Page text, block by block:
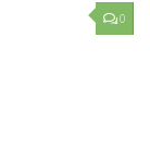
0